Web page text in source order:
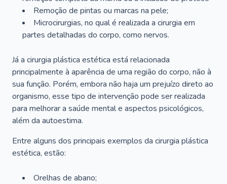
Remoção de pintas ou marcas na pele;
Microcirurgias, no qual é realizada a cirurgia em
partes detalhadas do corpo, como nervos.
Já a cirurgia plástica estética está relacionada
principalmente à aparência de uma região do corpo, não à
sua função. Porém, embora não haja um prejuízo direto ao
organismo, esse tipo de intervenção pode ser realizada
para melhorar a saúde mental e aspectos psicológicos,
além da autoestima.
Entre alguns dos principais exemplos da cirurgia plástica
estética, estão:
Orelhas de abano;